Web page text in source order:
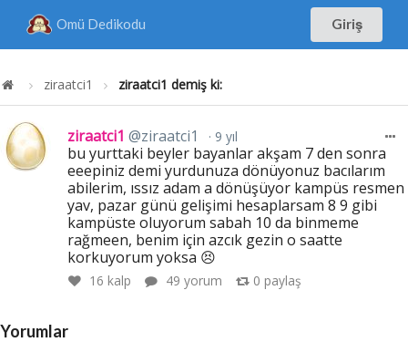
Omü Dedikodu Giriş
ziraatci1 ziraatci1 demiş ki:
ziraatci1@ziraatci1 9 yıl
bu yurttaki beyler bayanlar akşam 7 den sonra
eeepiniz demi yurdunuza dönüyonuz bacılarım
abilerim, ıssız adam a dönüşüyor kampüs resmen
yav, pazar günü gelişimi hesaplarsam 8 9 gibi
kampüste oluyorum sabah 10 da binmeme
rağmeen, benim için azcık gezin o saatte
korkuyorum yoksa 😣
16 kalp 49 yorum 0 paylaş
Yorumlar